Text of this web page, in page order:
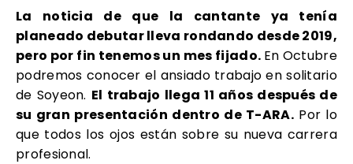
La noticia de que la cantante ya tenía
planeado debutar lleva rondando desde 2019,
pero por fin tenemos un mes fijado. En Octubre
podremos conocer el ansiado trabajo en solitario
de Soyeon. El trabajo llega 11 años después de
su gran presentación dentro de T-ARA.Por lo
que todos los ojos están sobre su nueva carrera
profesional.